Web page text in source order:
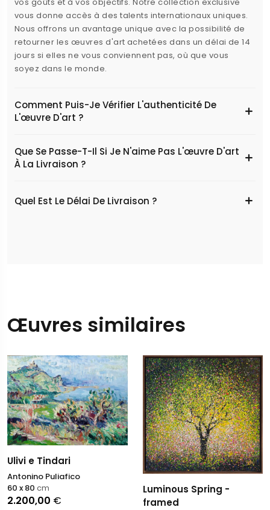
vous donne accès à des talents internationaux uniques.
Nous offrons un avantage unique avec la possibilité de
retourner les œuvres d'art achetées dans un délai de 14
jours si elles ne vous conviennent pas, où que vous
soyez dans le monde.
Comment Puis-Je Vérifier L'authenticité De
L'œuvre D'art ?
Que Se Passe-T-Il Si Je N'aime Pas L'œuvre D'art
À La Livraison ?
Quel Est Le Délai De Livraison ?
Œuvres similaires
Ulivi e Tindari
Antonino Puliafico
2.200,00 €
60 x 80 cm
Luminous Spring -
framed